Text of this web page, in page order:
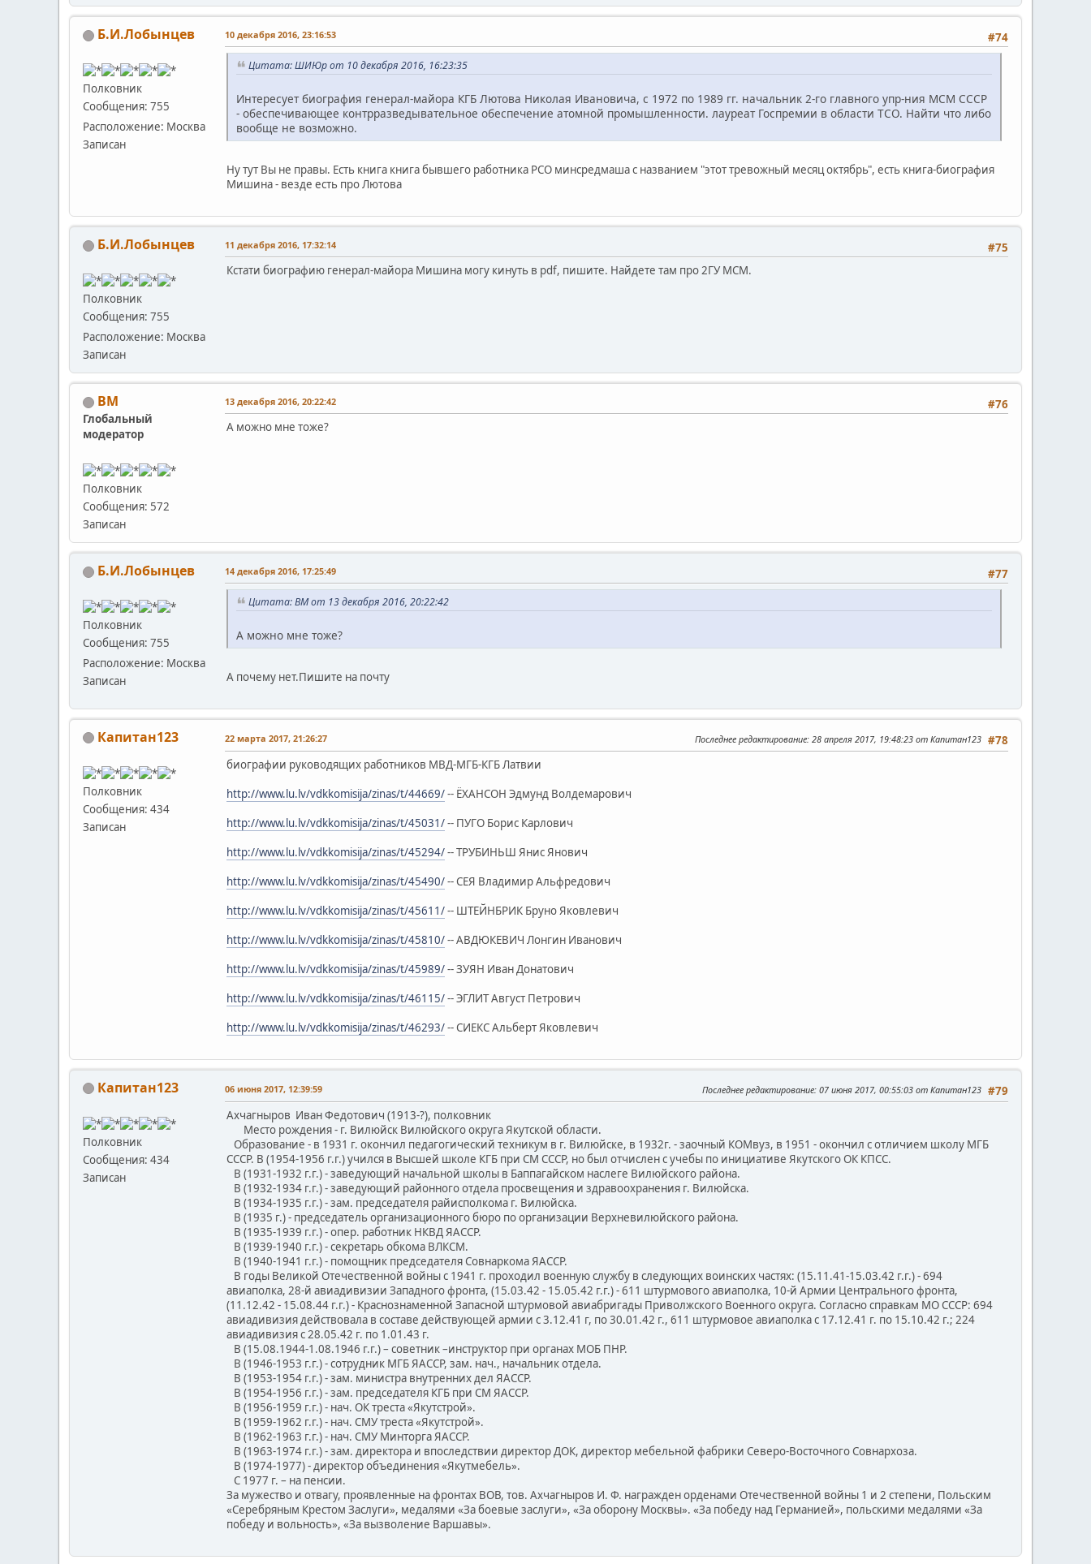
Б.И.Лобынцев
Полковник
Сообщения: 755
Расположение: Москва
Записан
#74
10 декабря 2016, 23:16:53
Цитата: ШИЮр от 10 декабря 2016, 16:23:35
Интересует биография генерал-майора КГБ Лютова Николая Ивановича, с 1972 по 1989 гг. начальник 2-го главного упр-ния МСМ CCCР
- обеспечивающее контрразведывательное обеспечение атомной промышленности. лауреат Госпремии в области ТСО. Найти что либо
вообще не возможно.
Ну тут Вы не правы. Есть книга книга бывшего работника РСО минсредмаша с названием "этот тревожный месяц октябрь", есть книга-биография
Мишина - везде есть про Лютова
Б.И.Лобынцев
Полковник
Сообщения: 755
Расположение: Москва
Записан
#75
11 декабря 2016, 17:32:14
Кстати биографию генерал-майора Мишина могу кинуть в pdf, пишите. Найдете там про 2ГУ МСМ.
BM
Глобальный
модератор
Полковник
Сообщения: 572
Записан
#76
13 декабря 2016, 20:22:42
А можно мне тоже?
Б.И.Лобынцев
Полковник
Сообщения: 755
Расположение: Москва
Записан
#77
14 декабря 2016, 17:25:49
Цитата: BM от 13 декабря 2016, 20:22:42
А можно мне тоже?
А почему нет.Пишите на почту
Капитан123
Полковник
Сообщения: 434
Записан
#78
22 марта 2017, 21:26:27 Последнее редактирование: 28 апреля 2017, 19:48:23 от Капитан123
биографии руководящих работников МВД-МГБ-КГБ Латвии
http://www.lu.lv/vdkkomisija/zinas/t/44669/-- ЁХАНСОН Эдмунд Волдемарович
http://www.lu.lv/vdkkomisija/zinas/t/45031/-- ПУГО Борис Карлович
http://www.lu.lv/vdkkomisija/zinas/t/45294/-- ТРУБИНЬШ Янис Янович
http://www.lu.lv/vdkkomisija/zinas/t/45490/-- СЕЯ Владимир Альфредович
http://www.lu.lv/vdkkomisija/zinas/t/45611/-- ШТЕЙНБРИК Бруно Яковлевич
http://www.lu.lv/vdkkomisija/zinas/t/45810/-- АВДЮКЕВИЧ Лонгин Иванович
http://www.lu.lv/vdkkomisija/zinas/t/45989/-- ЗУЯН Иван Донатович
http://www.lu.lv/vdkkomisija/zinas/t/46115/-- ЭГЛИТ Август Петрович
http://www.lu.lv/vdkkomisija/zinas/t/46293/-- СИЕКС Альберт Яковлевич
Капитан123
Полковник
Сообщения: 434
Записан
#79
06 июня 2017, 12:39:59 Последнее редактирование: 07 июня 2017, 00:55:03 от Капитан123
Ахчагныров Иван Федотович (1913-?), полковник
Место рождения - г. Вилюйск Вилюйского округа Якутской области.
Образование - в 1931 г. окончил педагогический техникум в г. Вилюйске, в 1932г. - заочный КОМвуз, в 1951 - окончил с отличием школу МГБ
СССР. В (1954-1956 г.г.) учился в Высшей школе КГБ при СМ СССР, но был отчислен с учебы по инициативе Якутского ОК КПСС.
В (1931-1932 г.г.) - заведующий начальной школы в Баппагайском наслеге Вилюйского района.
В (1932-1934 г.г.) - заведующий районного отдела просвещения и здравоохранения г. Вилюйска.
В (1934-1935 г.г.) - зам. председателя райисполкома г. Вилюйска.
В (1935 г.) - председатель организационного бюро по организации Верхневилюйского района.
В (1935-1939 г.г.) - опер. работник НКВД ЯАССР.
В (1939-1940 г.г.) - секретарь обкома ВЛКСМ.
В (1940-1941 г.г.) - помощник председателя Совнаркома ЯАССР.
В годы Великой Отечественной войны с 1941 г. проходил военную службу в следующих воинских частях: (15.11.41-15.03.42 г.г.) - 694
авиаполка, 28-й авиадивизии Западного фронта, (15.03.42 - 15.05.42 г.г.) - 611 штурмового авиаполка, 10-й Армии Центрального фронта,
(11.12.42 - 15.08.44 г.г.) - Краснознаменной Запасной штурмовой авиабригады Приволжского Военного округа. Согласно справкам МО СССР: 694
авиадивизия действовала в составе действующей армии с 3.12.41 г, по 30.01.42 г., 611 штурмовое авиаполка с 17.12.41 г. по 15.10.42 г.; 224
авиадивизия с 28.05.42 г. по 1.01.43 г.
В (15.08.1944-1.08.1946 г.г.) – советник –инструктор при органах МОБ ПНР.
В (1946-1953 г.г.) - сотрудник МГБ ЯАССР, зам. нач., начальник отдела.
В (1953-1954 г.г.) - зам. министра внутренних дел ЯАССР.
В (1954-1956 г.г.) - зам. председателя КГБ при СМ ЯАССР.
В (1956-1959 г.г.) - нач. ОК треста «Якутстрой».
В (1959-1962 г.г.) - нач. СМУ треста «Якутстрой».
В (1962-1963 г.г.) - нач. СМУ Минторга ЯАССР.
В (1963-1974 г.г.) - зам. директора и впоследствии директор ДОК, директор мебельной фабрики Северо-Восточного Совнархоза.
В (1974-1977) - директор объединения «Якутмебель».
С 1977 г. – на пенсии.
За мужество и отвагу, проявленные на фронтах ВОВ, тов. Ахчагныров И. Ф. награжден орденами Отечественной войны 1 и 2 степени, Польским
«Серебряным Крестом Заслуги», медалями «За боевые заслуги», «За оборону Москвы». «За победу над Германией», польскими медалями «За
победу и вольность», «За вызволение Варшавы».